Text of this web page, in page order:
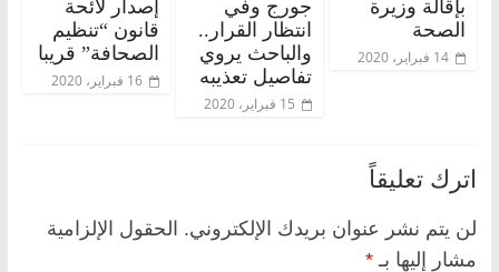
بإقالة وزيرة
الصحة
14 فبراير، 2020
جورج وفي
انتظار القرار..
والباحث يروي
تفاصيل تعذيبه
15 فبراير، 2020
إصدار لائحة
قانون “تنظيم
الصحافة” قريبا
16 فبراير، 2020
اترك تعليقاً
لن يتم نشر عنوان بريدك الإلكتروني. الحقول الإلزامية
مشار إليها بـ *